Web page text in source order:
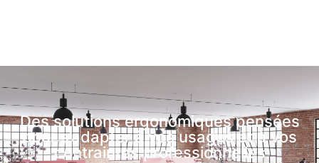
Des solutions ergonomiques pensées
pour s’adapter à vos usages et à vos
contraintes professionnelles